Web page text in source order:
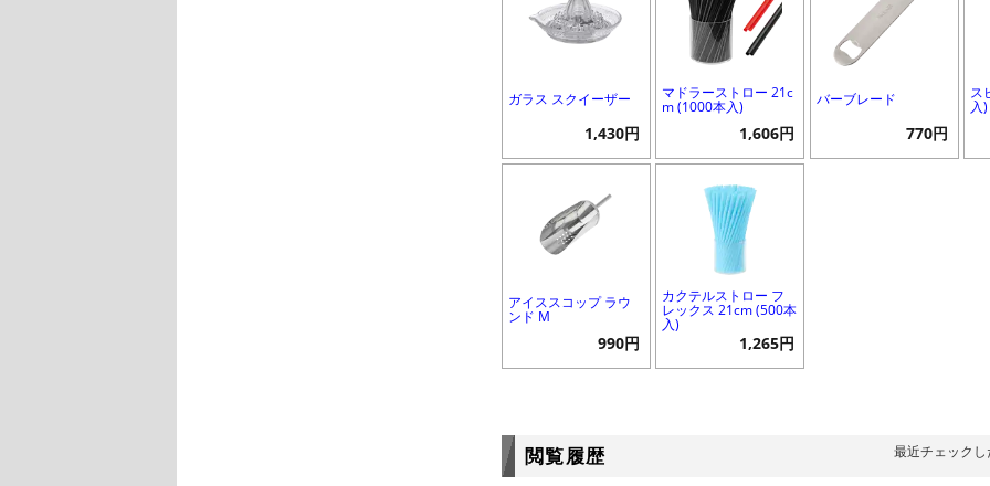
ガラス スクイーザー
1,430円
マドラーストロー 21c
m (1000本入)
1,606円
バーブレード
770円
ス
入)
アイススコップ ラウ
ンド M
990円
カクテルストロー フ
レックス 21cm (500本
入)
1,265円
閲覧履歴 最近チェック